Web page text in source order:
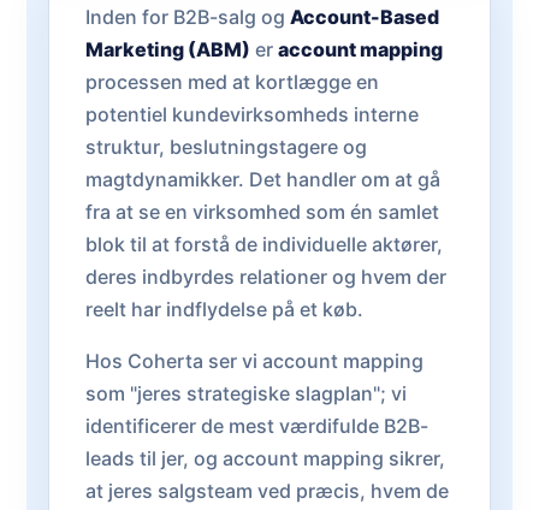
Inden for B2B-salg og Account-Based
Marketing (ABM) er account mapping
processen med at kortlægge en
potentiel kundevirksomheds interne
struktur, beslutningstagere og
magtdynamikker. Det handler om at gå
fra at se en virksomhed som én samlet
blok til at forstå de individuelle aktører,
deres indbyrdes relationer og hvem der
reelt har indflydelse på et køb.
Hos Coherta ser vi account mapping
som "jeres strategiske slagplan"; vi
identificerer de mest værdifulde B2B-
leads til jer, og account mapping sikrer,
at jeres salgsteam ved præcis, hvem de